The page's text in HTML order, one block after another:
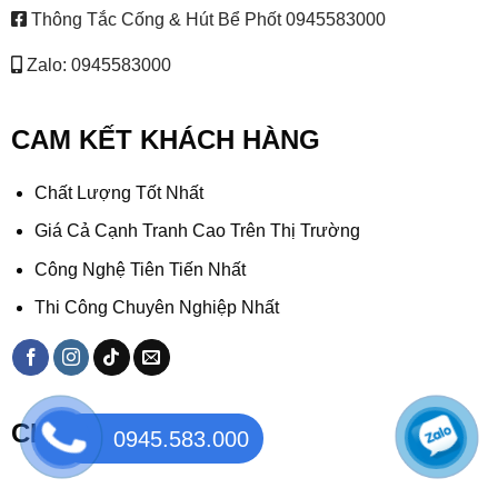
Thông Tắc Cống & Hút Bể Phốt 0945583000
Zalo: 0945583000
CAM KẾT KHÁCH HÀNG
Chất Lượng Tốt Nhất
Giá Cả Cạnh Tranh Cao Trên Thị Trường
Công Nghệ Tiên Tiến Nhất
Thi Công Chuyên Nghiệp Nhất
CHỈ ĐƯỜNG0945.583.000